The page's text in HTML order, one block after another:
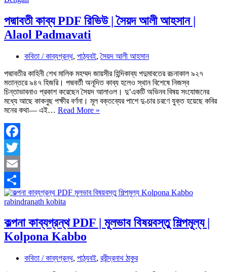
পদ্মাবতী কাব্য PDF রিভিউ | সৈয়দ আলী আহসান |
Alaol Padmavati
কবিতা / কাব্যগ্রন্থ, পাঠ্যবই,সৈয়দ আলী আহসান
পদ্মাবতীর কাহিনী শেখ মালিক মহম্মদ জায়সীর হিন্দিকাব্য পদুমাবতের রচনাকাল ৯২৭
মতান্তরে ৯৪৭ হিজরি। পদ্মবর্তী অনূদিত কাব্য হলেও স্থান বিশেষে নিজস্ব
চিন্তাভাবনাও প্রকাশ করেছেন সৈয়দ আলাওল। দু’একটি অভিনব বিষয় সংযোজনের
মধ্যে আছে কাকনুছ পক্ষীর বর্ণনা। মূল বক্তব্যের পাশে দু-চার চরণে যুক্ত হয়েছে কবির
মনের কথা— এই… Read More »
Alaol
Facebook
Twitter
Email
Share
কল্পনা কাব্যগ্রন্থ PDF | মূলভাব বিষয়বস্তু শিল্পমূল্য |
Kolpona Kabbo
কবিতা / কাব্যগ্রন্থ, পাঠ্যবই, রবীন্দ্রনাথ ঠাকুর